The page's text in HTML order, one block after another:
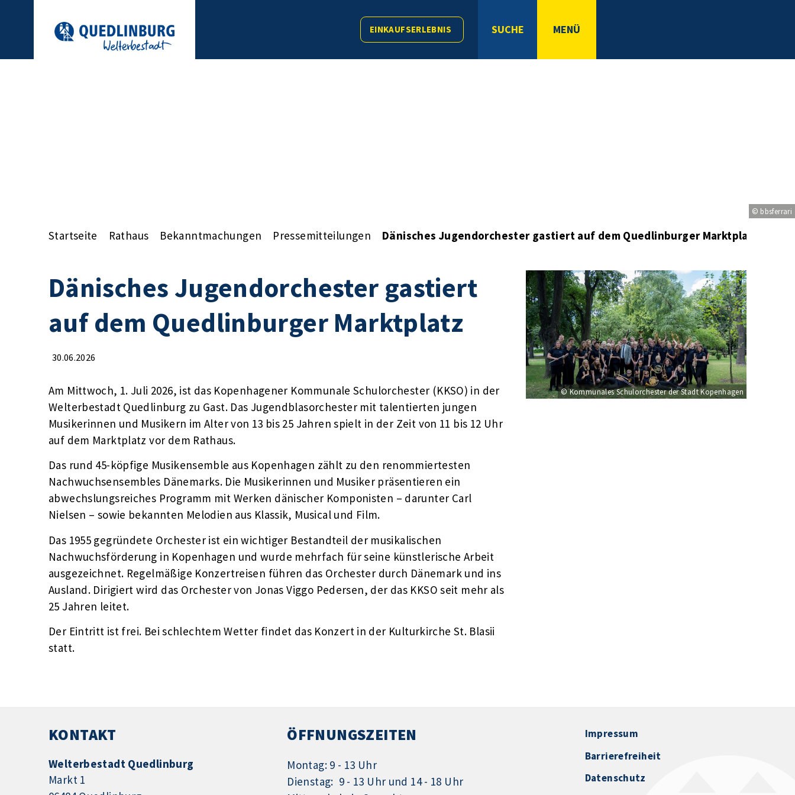
EINKAUFSERLEBNIS SUCHE MENÜ
© bbsferrari
Startseite Rathaus Bekanntmachungen Pressemitteilungen Dänisches Jugendorchester gastiert auf dem Quedlinburger Marktplatz
Dänisches Jugendorchester gastiert
auf dem Quedlinburger Marktplatz
30.06.2026
Am Mittwoch, 1. Juli 2026, ist das Kopenhagener Kommunale Schulorchester (KKSO) in der
Welterbestadt Quedlinburg zu Gast. Das Jugendblasorchester mit talentierten jungen
Musikerinnen und Musikern im Alter von 13 bis 25 Jahren spielt in der Zeit von 11 bis 12 Uhr
auf dem Marktplatz vor dem Rathaus.
Das rund 45-köpfige Musikensemble aus Kopenhagen zählt zu den renommiertesten
Nachwuchsensembles Dänemarks. Die Musikerinnen und Musiker präsentieren ein
abwechslungsreiches Programm mit Werken dänischer Komponisten – darunter Carl
Nielsen – sowie bekannten Melodien aus Klassik, Musical und Film.
Das 1955 gegründete Orchester ist ein wichtiger Bestandteil der musikalischen
Nachwuchsförderung in Kopenhagen und wurde mehrfach für seine künstlerische Arbeit
ausgezeichnet. Regelmäßige Konzertreisen führen das Orchester durch Dänemark und ins
Ausland. Dirigiert wird das Orchester von Jonas Viggo Pedersen, der das KKSO seit mehr als
25 Jahren leitet.
Der Eintritt ist frei. Bei schlechtem Wetter findet das Konzert in der Kulturkirche St. Blasii
statt.
© Kommunales Schulorchester der Stadt Kopenhagen
KONTAKT
Welterbestadt Quedlinburg
Markt 1
ÖFFNUNGSZEITEN
Montag: 9 - 13 Uhr
Dienstag: 9 - 13 Uhr und 14 - 18 Uhr
Impressum
Barrierefreiheit
Datenschutz